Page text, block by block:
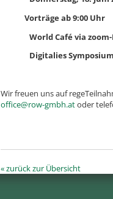
Vorträge ab 9:00 Uhr
World Café via
Digitalies Symposium
Wir freuen uns auf
office@row-gmbh.atoder
« zurück zur Übersicht